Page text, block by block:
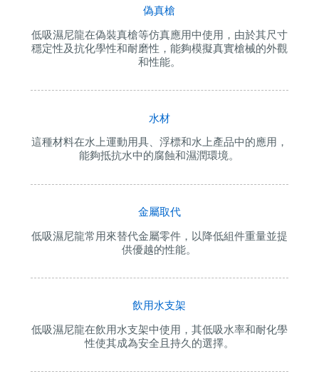
偽真槍
低吸濕尼龍在偽裝真槍等仿真應用中使用，由於其尺寸
穩定性及抗化學性和耐磨性，能夠模擬真實槍械的外觀
和性能。
水材
這種材料在水上運動用具、浮標和水上產品中的應用，
能夠抵抗水中的腐蝕和濕潤環境。
金屬取代
低吸濕尼龍常用來替代金屬零件，以降低組件重量並提
供優越的性能。
飲用水支架
低吸濕尼龍在飲用水支架中使用，其低吸水率和耐化學
性使其成為安全且持久的選擇。